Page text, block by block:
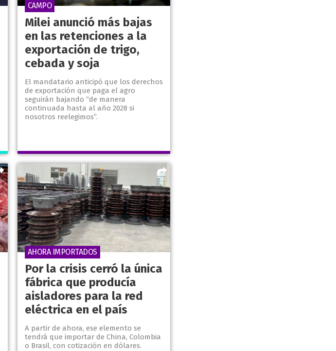
Milei anunció más bajas
en las retenciones a la
exportación de trigo,
cebada y soja
El mandatario anticipó que los derechos
de exportación que paga el agro
seguirán bajando “de manera
continuada hasta al año 2028 si
nosotros reelegimos”.
CAMPO
Por la crisis cerró la única
fábrica que producía
aisladores para la red
eléctrica en el país
A partir de ahora, ese elemento se
tendrá que importar de China, Colombia
o Brasil, con cotización en dólares.
AHORA IMPORTADOS